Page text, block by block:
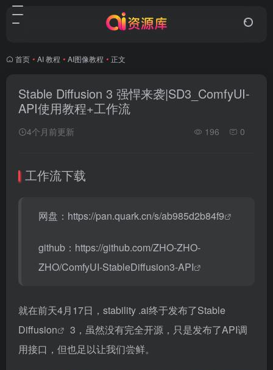
首页 • AI 教程 • AI图像教程 • 正文
Stable Diffusion 3 强悍来袭|SD3_ComfyUI-
API使用教程+工作流
4个月前更新 196 0
工作流下载
网盘： https://pan.quark.cn/s/ab985d2b84f9
github： https://github.com/ZHO-ZHO-
ZHO/ComfyUI-StableDiffusion3-API
就在前天4月17日，stability .ai终于发布了Stable
Diffusion
3，虽然没有完全开源，只是发布了API调
用接口，但也足以让我们尝鲜。